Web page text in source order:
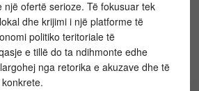
një ofertë serioze. Të fokusuar tek
dhe krijimi i një platforme të
politiko teritoriale të
e tillë do ta ndihmonte edhe
nga retorika e akuzave dhe të